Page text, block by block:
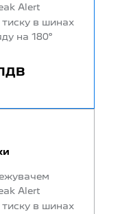
Alert
в шинах
на 180°
Alert
в шинах